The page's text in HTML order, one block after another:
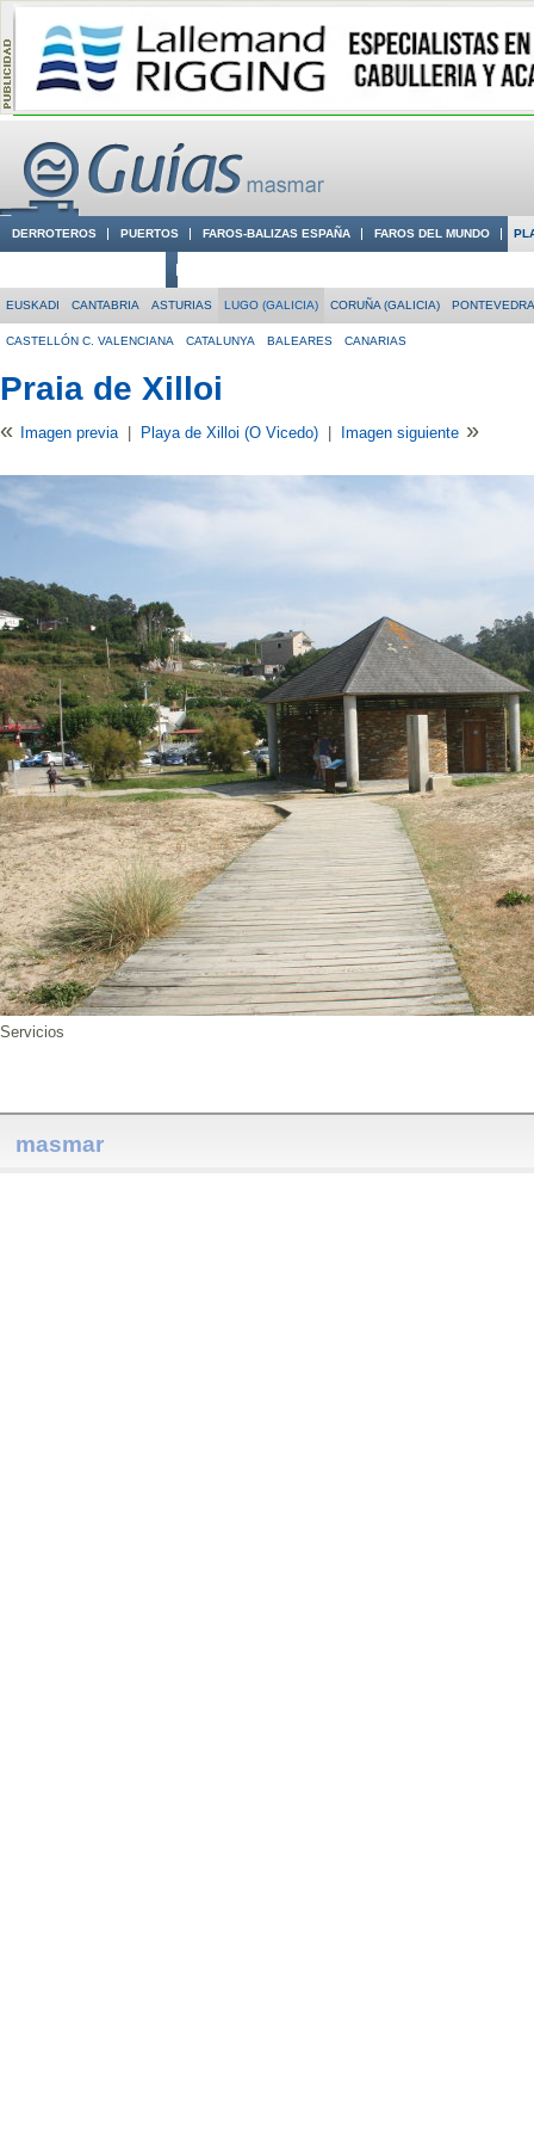
DERROTEROS PUERTOS FAROS-BALIZAS ESPAÑA FAROS DEL MUNDO
EUSKADI CANTABRIA ASTURIAS LUGO (GALICIA) CORUÑA (GALICIA)
CASTELLÓN C. VALENCIANA CATALUNYA BALEARES CANARIAS
Praia de Xilloi
« Imagen previa | Playa de Xilloi (O Vicedo) | Imagen siguiente »
Servicios
masmar